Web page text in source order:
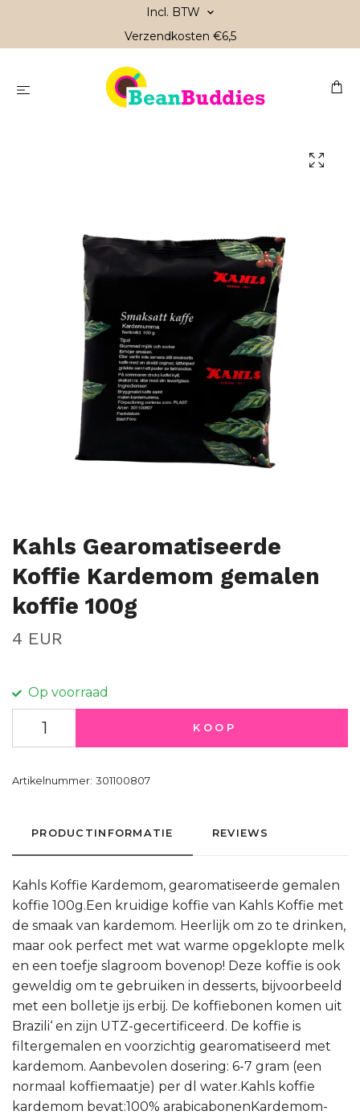
Incl. BTW
Verzendkosten €6,5
Kahls Gearomatiseerde
Koffie Kardemom gemalen
koffie 100g
4 EUR
Op voorraad
KOOP
Artikelnummer: 301100807
PRODUCTINFORMATIE REVIEWS
Kahls Koffie Kardemom, gearomatiseerde gemalen
koffie 100g.Een kruidige koffie van Kahls Koffie met
de smaak van kardemom. Heerlijk om zo te drinken,
maar ook perfect met wat warme opgeklopte melk
en een toefje slagroom bovenop! Deze koffie is ook
geweldig om te gebruiken in desserts, bijvoorbeeld
met een bolletje ijs erbij. De koffiebonen komen uit
Brazili‘ en zijn UTZ-gecertificeerd. De koffie is
filtergemalen en voorzichtig gearomatiseerd met
kardemom. Aanbevolen dosering: 6-7 gram (een
normaal koffiemaatje) per dl water.Kahls koffie
kardemom bevat:100% arabicabonenKardemom-